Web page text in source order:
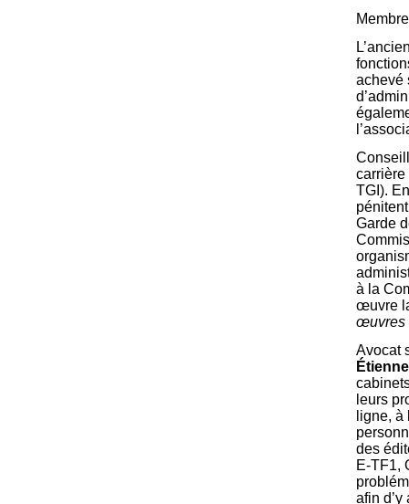
achevé
carrière
TGI).
Garde
à la
œuvre
œuvres
Avocat
leurs
ligne,
des
E-TF1,
afin